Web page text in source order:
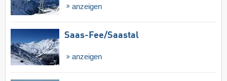
anzeigen
Saas-Fee/​Saastal
anzeigen